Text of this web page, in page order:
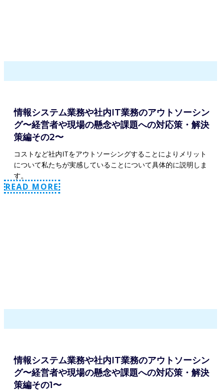
情報システム業務や社内IT業務のアウトソーシン
グ〜経営者や現場の懸念や課題への対応策・解決
策編その2〜
コストなど社内ITをアウトソーシングすることによりメリット
について私たちが実感していることについて具体的に説明しま
す。
READ MORE
情報システム業務や社内IT業務のアウトソーシン
グ〜経営者や現場の懸念や課題への対応策・解決
策編その1〜